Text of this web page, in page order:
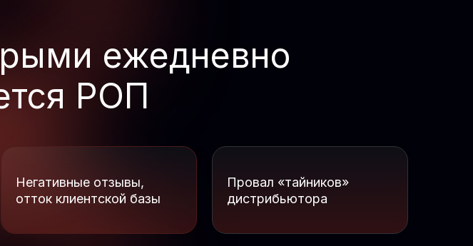
ежедневно
РОП
Негативные отзывы,
отток клиентской базы
Провал «тайников»
дистрибьютора